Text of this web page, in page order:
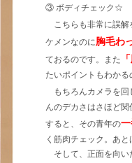
③ ボディチェック☆
こちらも非常に誤解
ケメンなのに胸毛わ
ておるのです。また
たいポイントもわかる
もちろんカメラを回
んのデカさはさほど
すると、その青年の
く筋肉チェック。あ
そして、正面を向い